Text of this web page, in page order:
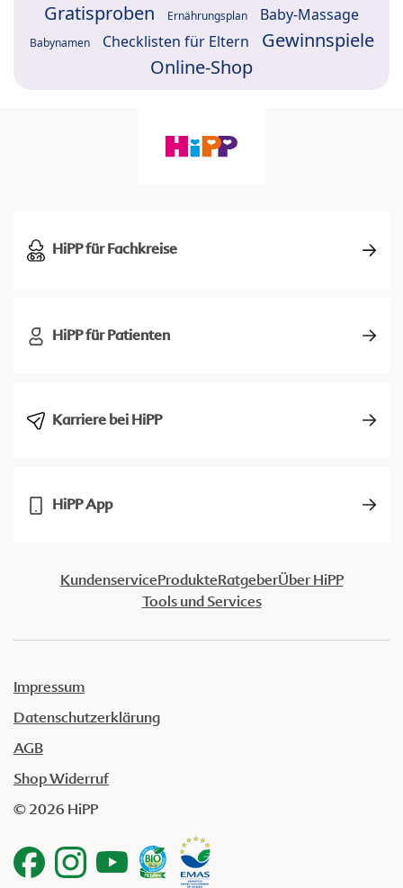
Gratisproben Ernährungsplan Baby-Massage
Babynamen Checklisten für Eltern
Gewinnspiele
Online-Shop
HiPP für Fachkreise
HiPP für Patienten
Karriere bei HiPP
HiPP App
KundenserviceProdukteRatgeberÜber HiPP
Tools und Services
Impressum
Datenschutzerklärung
AGB
Shop Widerruf
© 2026 HiPP